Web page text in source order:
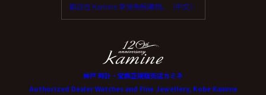
開示等に応ずる窓口は、下記「当社の個人情報の取扱い
に関する苦情、相談等の問合せ先」を参照してくださ
歡迎在 Kamine 享受免稅購物。（中文）
神戸 時計・宝飾正規販売店カミネ
Authorized Dealer Watches and Fine Jewellery, Kobe Kamine